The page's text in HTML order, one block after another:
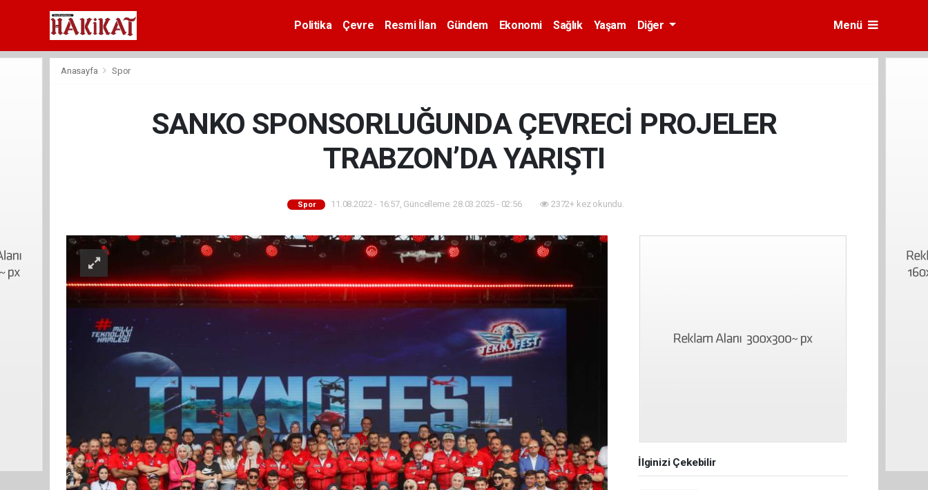
Politika Çevre Resmi İlan Gündem Ekonomi Sağlık Yaşam Diğer Menü
Anasayfa Spor
SANKO SPONSORLUĞUNDA ÇEVRECİ PROJELER
TRABZON’DA YARIŞTI
Spor 11.08.2022 - 16:57, Güncelleme: 28.03.2025 - 02:56 2372+ kez okundu.
İlginizi Çekebilir